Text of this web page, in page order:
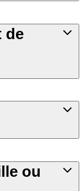
de
ou